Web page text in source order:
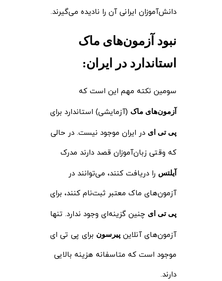
دانش‌آموزان ایرانی آن را نادیده می‌گیرند.
نبود آزمون‌های ماک
استاندارد در ایران:
سومین نکته مهم این است که
آزمون‌های ماک (آزمایشی) استاندارد برای
پی تی ای در ایران موجود نیست. در حالی
که وقتی زبان‌آموزان قصد دارند مدرک
آیلتس را دریافت کنند، می‌توانند در
آزمون‌های ماک معتبر ثبت‌نام کنند، برای
پی تی ای چنین گزینه‌ای وجود ندارد. تنها
آزمون‌های آنلاینپیرسون برای پی تی ای
موجود است که متاسفانه هزینه بالایی
دارند.